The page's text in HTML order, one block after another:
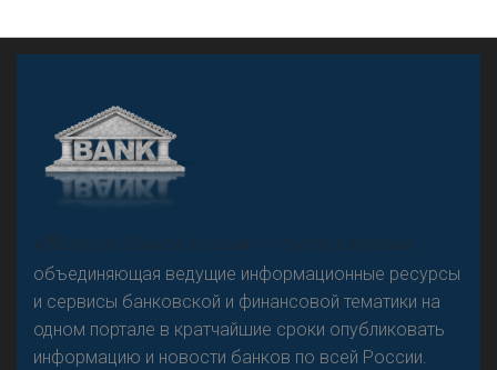
«Н
овости Банков России» – группа компаний,
объединяющая ведущие информационные ресурсы
и сервисы банковской и финансовой тематики на
одном портале в кратчайшие сроки опубликовать
информацию и новости банков по всей России.